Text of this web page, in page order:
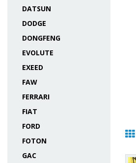
DATSUN
DODGE
DONGFENG
EVOLUTE
EXEED
FAW
FERRARI
FIAT
FORD
FOTON
GAC